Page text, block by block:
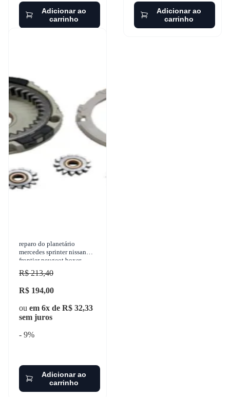
Adicionar ao
carrinho
Adicionar ao
carrinho
reparo do planetário
mercedes sprinter nissan
frontier peugeot boxer
porsche 911 cayenne 1995-
2016 unifap - r-0076
R$ 213,40
R$ 194,00
ou em 6x de R$ 32,33
sem juros
- 9%
Adicionar ao
carrinho